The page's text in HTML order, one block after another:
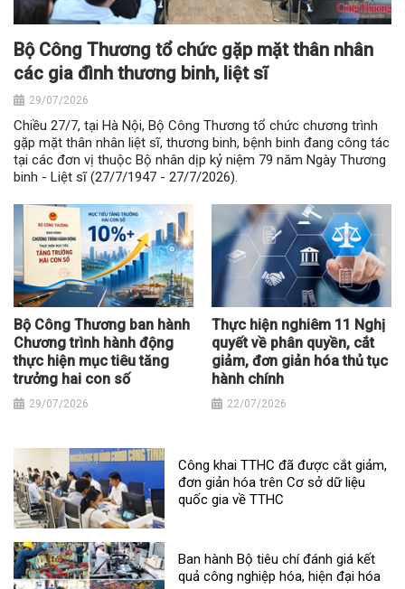
Bộ Công Thương tổ chức gặp mặt thân nhân
các gia đình thương binh, liệt sĩ
29/07/2026
Chiều 27/7, tại Hà Nội, Bộ Công Thương tổ chức chương trình
gặp mặt thân nhân liệt sĩ, thương binh, bệnh binh đang công tác
tại các đơn vị thuộc Bộ nhân dịp kỷ niệm 79 năm Ngày Thương
binh - Liệt sĩ (27/7/1947 - 27/7/2026).
Bộ Công Thương ban hành
Chương trình hành động
thực hiện mục tiêu tăng
trưởng hai con số
29/07/2026
Thực hiện nghiêm 11 Nghị
quyết về phân quyền, cắt
giảm, đơn giản hóa thủ tục
hành chính
22/07/2026
Công khai TTHC đã được cắt giảm,
đơn giản hóa trên Cơ sở dữ liệu
quốc gia về TTHC
Ban hành Bộ tiêu chí đánh giá kết
quả công nghiệp hóa, hiện đại hóa